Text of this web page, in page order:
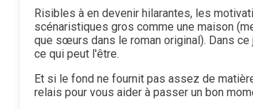
Risibles à en devenir hilarantes, les
scénaristiques gros comme une maison
que sœurs dans le roman original). Dans
ce qui peut l'être.
Et si le fond ne fournit pas assez de
relais pour vous aider à passer un bon